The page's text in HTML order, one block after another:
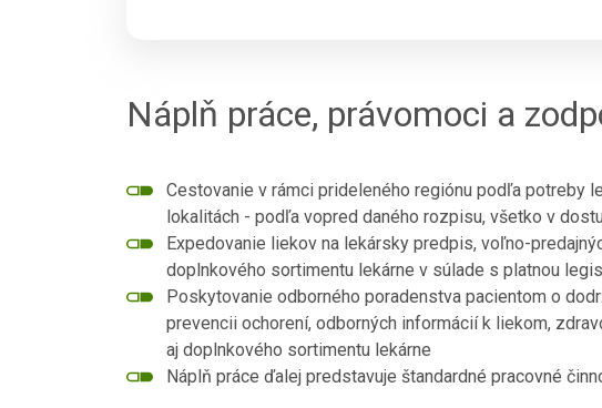
Náplň práce, právomoci a
Cestovanie v rámci prideleného regiónu podľa potreby
lokalitách - podľa vopred daného rozpisu, všetko v
Expedovanie liekov na lekársky predpis, voľno-
doplnkového sortimentu lekárne v súlade s platnou
Poskytovanie odborného poradenstva pacientom o
prevencii ochorení, odborných informácií k liekom,
aj doplnkového sortimentu lekárne
Náplň práce ďalej predstavuje štandardné pracovné